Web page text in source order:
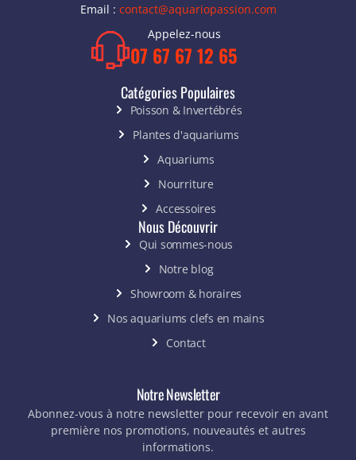
Email : contact@aquariopassion.com
Appelez-nous
07 67 67 12 65
Catégories Populaires
Poisson & Invertébrés
Plantes d'aquariums
Aquariums
Nourriture
Accessoires
Nous Découvrir
Qui sommes-nous
Notre blog
Showroom & horaires
Nos aquariums clefs en mains
Contact
Notre Newsletter
Abonnez-vous à notre newsletter pour recevoir en avant
première nos promotions, nouveautés et autres
informations.